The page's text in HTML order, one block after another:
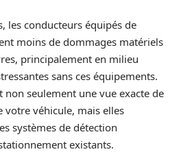
les conducteurs équipés de
moins de dommages matériels
principalement en milieu
sans ces équipements.
non seulement une vue exacte de
votre véhicule, mais elles
systèmes de détection
existants.